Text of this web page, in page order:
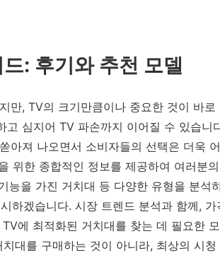
: 후기와 추천 모델
만, TV의 크기만큼이나 중요한 것이 바로
심지어 TV 파손까지 이어질 수 있습니
아져 나오면서 소비자들의 선택은 더욱
위한 종합적인 정보를 제공하여 여러분
능을 가진 거치대 등 다양한 유형을 분석
하겠습니다. 시장 트렌드 분석과 함께, 가
에 최적화된 거치대를 찾는 데 필요한
대를 구매하는 것이 아니라, 최상의 시청